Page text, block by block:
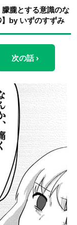
朧とする意識のな
by いずのすずみ
次の話 ›